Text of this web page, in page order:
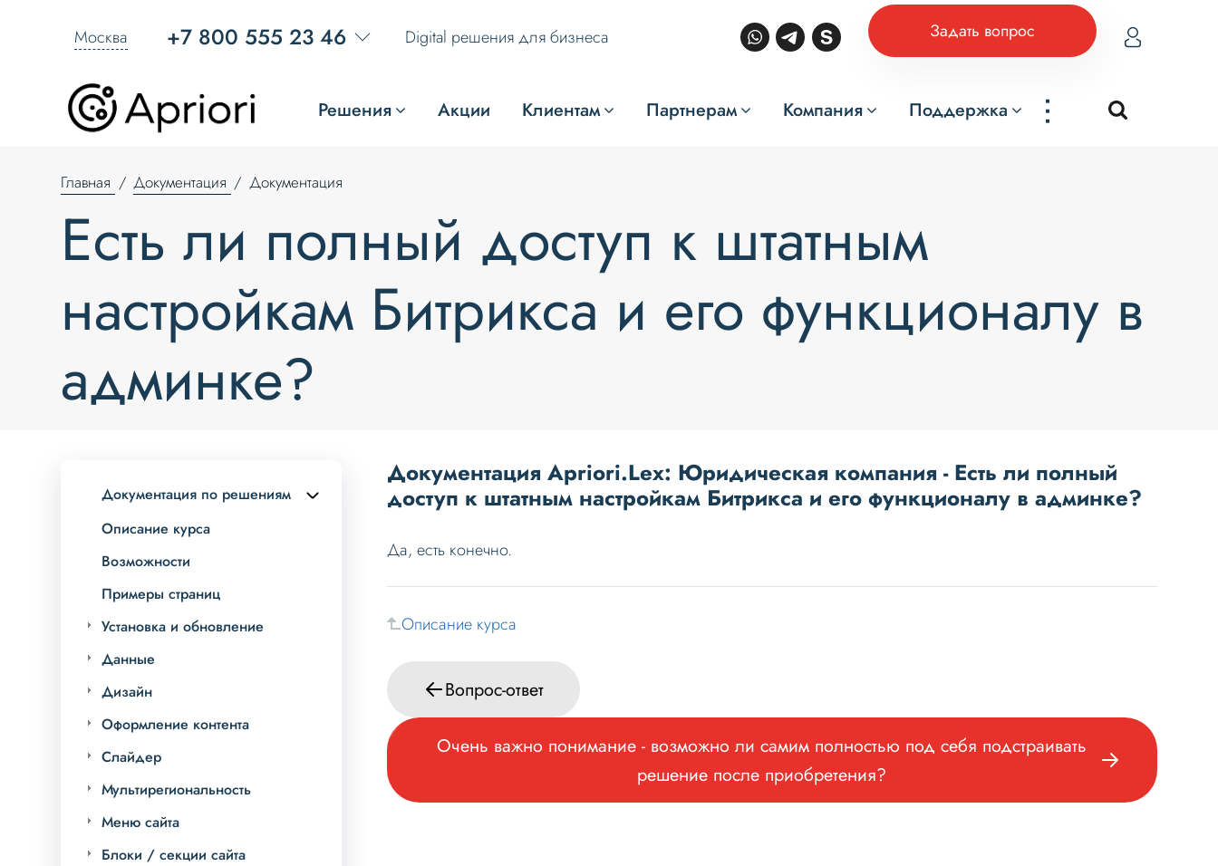
Москва +7 800 555 23 46 Digital решения для бизнеса Задать вопрос
Решения Акции Клиентам Партнерам Компания Поддержка ...
Главная Документация Документация
Есть ли полный доступ к штатным
настройкам Битрикса и его функционалу в
админке?
Документация по решениям
Описание курса
Возможности
Примеры страниц
Установка и обновление
Данные
Дизайн
Оформление контента
Слайдер
Мультирегиональность
Меню сайта
Блоки / секции сайта
Документация Apriori.Lex: Юридическая компания - Есть ли полный
доступ к штатным настройкам Битрикса и его функционалу в админке?
Да, есть конечно.
Описание курса
Вопрос-ответ
Очень важно понимание - возможно ли самим полностью под себя подстраивать
решение после приобретения?